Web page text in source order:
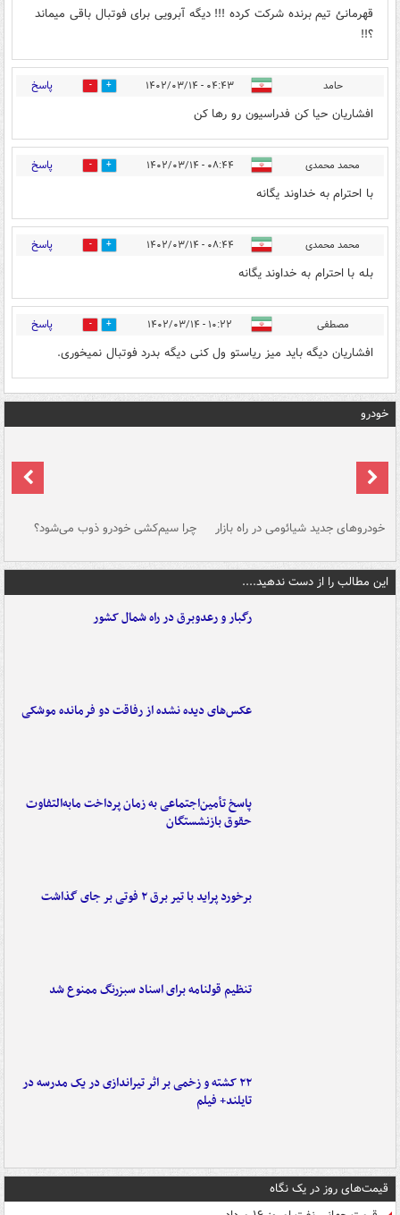
قهرمانئ تیم برنده شرکت کرده !!! دیگه آبرویی برای فوتبال باقی میماند
؟!!
حامد ۰۴:۴۳ - ۱۴۰۲/۰۳/۱۴ 0 پاسخ
افشاریان حیا کن فدراسیون رو رها کن
محمد محمدی ۰۸:۴۴ - ۱۴۰۲/۰۳/۱۴ 0 پاسخ
با احترام به خداوند یگانه
محمد محمدی ۰۸:۴۴ - ۱۴۰۲/۰۳/۱۴ 0 پاسخ
بله با احترام به خداوند یگانه
مصطفی ۱۰:۲۲ - ۱۴۰۲/۰۳/۱۴ 0 پاسخ
افشاریان دیگه باید میز ریاستو ول کنی دیگه بدرد فوتبال نمیخوری.
خودرو
خودروهای جدید شیائومی در راه بازار چرا سیم‌کشی خودرو ذوب می‌شود؟
این مطالب را از دست ندهید....
رگبار و رعدوبرق در راه شمال کشور
عکس‌های دیده نشده از رفاقت دو فرمانده‌ موشکی
پاسخ تأمین‌اجتماعی به زمان پرداخت مابه‌التفاوت
حقوق بازنشستگان
برخورد پراید با تیر برق ۲ فوتی بر جای گذاشت
تنظیم قولنامه برای اسناد سبزرنگ ممنوع شد
۲۲ کشته و زخمی بر اثر تیراندازی در یک مدرسه در
تایلند+ فیلم
قیمت‌های روز در یک نگاه